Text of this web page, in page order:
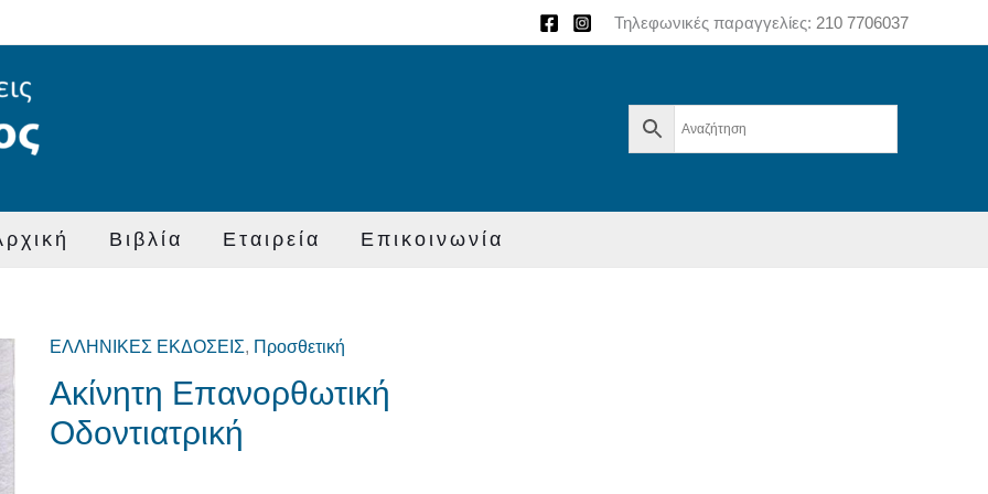
Τηλεφωνικές παραγγελίες: 210 7706037
Βιβλία Εταιρεία Επικοινωνία
ΕΛΛΗΝΙΚΕΣ ΕΚΔΟΣΕΙΣ, Προσθετική
Ακίνητη Επανορθωτική
Οδοντιατρική
Original
price
was:
€150,00.
Η
τρέχουσα
είναι: